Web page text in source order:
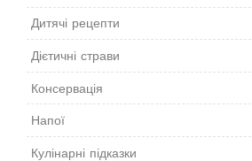
Дитячі рецепти
Дієтичні страви
Консервація
Напої
Кулінарні підказки